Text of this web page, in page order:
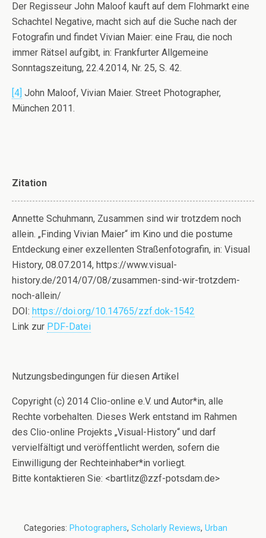
Der Regisseur John Maloof kauft auf dem Flohmarkt eine
Schachtel Negative, macht sich auf die Suche nach der
Fotografin und findet Vivian Maier: eine Frau, die noch
immer Rätsel aufgibt, in: Frankfurter Allgemeine
Sonntagszeitung, 22.4.2014, Nr. 25, S. 42.
[4] John Maloof, Vivian Maier. Street Photographer,
München 2011.
Zitation
Annette Schuhmann, Zusammen sind wir trotzdem noch
allein. „Finding Vivian Maier“ im Kino und die postume
Entdeckung einer exzellenten Straßenfotografin, in: Visual
History, 08.07.2014, https://www.visual-
history.de/2014/07/08/zusammen-sind-wir-trotzdem-
noch-allein/
DOI: https://doi.org/10.14765/zzf.dok-1542
Link zur PDF-Datei
Nutzungsbedingungen für diesen Artikel
Copyright (c) 2014 Clio-online e.V. und Autor*in, alle
Rechte vorbehalten. Dieses Werk entstand im Rahmen
des Clio-online Projekts „Visual-History“ und darf
vervielfältigt und veröffentlicht werden, sofern die
Einwilligung der Rechteinhaber*in vorliegt.
Bitte kontaktieren Sie: <bartlitz@zzf-potsdam.de>
Categories: Photographers, Scholarly Reviews, Urban